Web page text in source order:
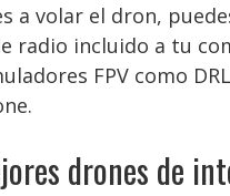
a volar el dron,
radio incluido a tu
FPV como
drones de